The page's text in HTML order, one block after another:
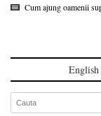
Cum ajung oamenii
English